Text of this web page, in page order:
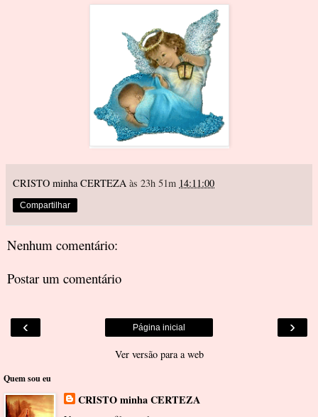
CRISTO minha CERTEZA às 23h 51m 14:11:00
Compartilhar
Nenhum comentário:
Postar um comentário
‹ ›
Página inicial
Ver versão para a web
Quem sou eu
CRISTO minha CERTEZA